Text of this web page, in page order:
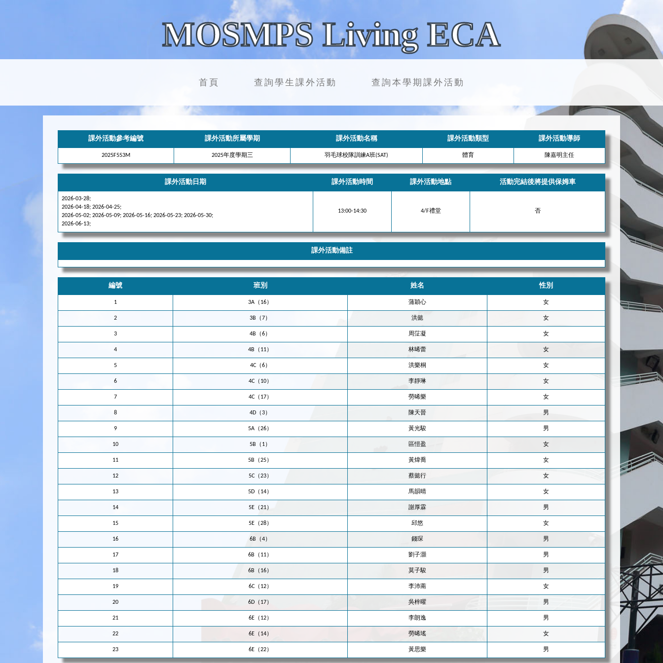
MOSMPS Living ECA
首頁 查詢學生課外活動 查詢本學期課外活動
課外活動參考編號 課外活動所屬學期 課外活動名稱 課外活動類型 課外活動導師
2025F553M 2025年度學期三 羽毛球校隊訓練A班(SAT) 體育 陳嘉明主任
課外活動日期 課外活動時間 課外活動地點 活動完結後將提供保姆車
2026-03-28;
2026-04-18; 2026-04-25;
2026-05-02; 2026-05-09; 2026-05-16; 2026-05-23; 2026-05-30;
2026-06-13;
13:00-14:30 4/F禮堂 否
課外活動備註
編號 班別 姓名 性別
1 3A（16） 蒲穎心 女
2 3B（7） 洪懿 女
3 4B（6） 周鿊凝 女
4 4B（11） 林晞蕾 女
5 4C（6） 洪樂桐 女
6 4C（10） 李靜琳 女
7 4C（17） 勞晞樂 女
8 4D（3） 陳天晉 男
9 5A（26） 黃光駿 男
10 5B（1） 區愷盈 女
11 5B（25） 黃煒喬 女
12 5C（23） 蔡懿行 女
13 5D（14） 馬韻晴 女
14 5E（21） 謝厚霖 男
15 5E（28） 邱悠 女
16 6B（4） 錢琛 男
17 6B（11） 劉子灝 男
18 6B（16） 莫子駿 男
19 6C（12） 李沛萳 女
20 6D（17） 吳梓曜 男
21 6E（12） 李朗逸 男
22 6E（14） 勞晞瑤 女
23 6E（22） 黃思樂 男